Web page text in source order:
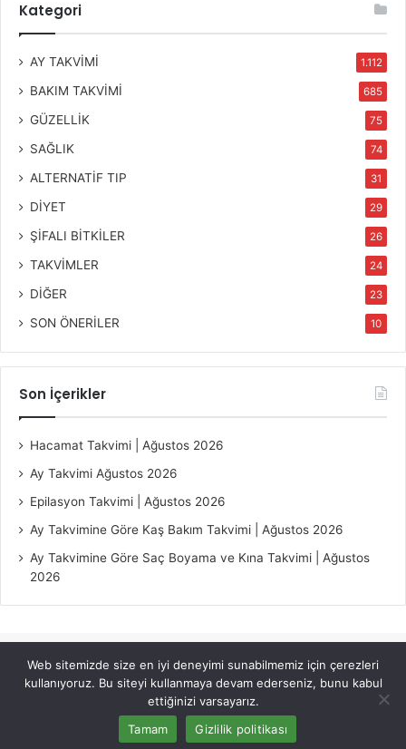
Kategori
AY TAKVİMİ 1.112
BAKIM TAKVİMİ 685
GÜZELLİK 75
SAĞLIK 74
ALTERNATİF TIP 31
DİYET 29
ŞİFALI BİTKİLER 26
TAKVİMLER 24
DİĞER 23
SON ÖNERİLER 10
Son İçerikler
Hacamat Takvimi | Ağustos 2026
Ay Takvimi Ağustos 2026
Epilasyon Takvimi | Ağustos 2026
Ay Takvimine Göre Kaş Bakım Takvimi | Ağustos 2026
Ay Takvimine Göre Saç Boyama ve Kına Takvimi | Ağustos
2026
© Copyright 2026, All Rights Reserved |
Jannah Theme by
TieLabs
Web sitemizde size en iyi deneyimi sunabilmemiz için çerezleri
kullanıyoruz. Bu siteyi kullanmaya devam ederseniz, bunu kabul
ettiğinizi varsayarız.
Tamam
Gizlilik politikası